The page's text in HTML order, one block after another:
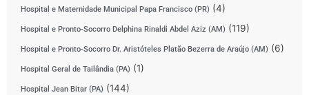
Hospital e Maternidade Municipal Papa Francisco (PR) (4)
Hospital e Pronto-Socorro Delphina Rinaldi Abdel Aziz (AM) (119)
Hospital e Pronto-Socorro Dr. Aristóteles Platão Bezerra de Araújo (AM) (6)
Hospital Geral de Tailândia (PA) (1)
Hospital Jean Bitar (PA) (144)